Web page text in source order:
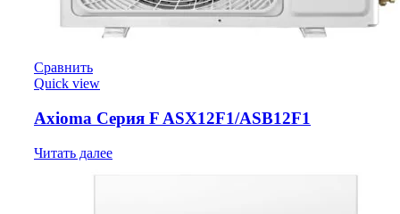
Сравнить
Quick view
Axioma Серия F ASX12F1/ASB12F1
Читать далее